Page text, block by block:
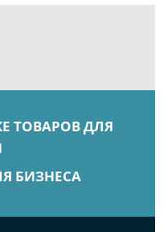
ТОВАРОВ ДЛЯ
БИЗНЕСА